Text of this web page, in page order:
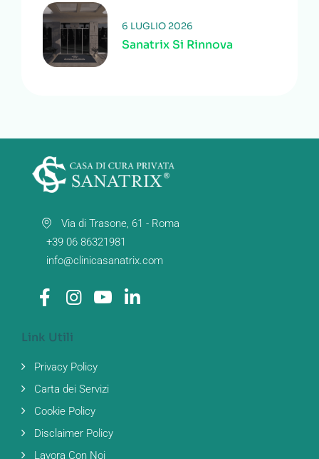
Sanatrix Si Rinnova
6 LUGLIO 2026
Via di Trasone, 61 - Roma
+39 06 86321981
info@clinicasanatrix.com
Link Utili
Privacy Policy
Carta dei Servizi
Cookie Policy
Disclaimer Policy
Lavora Con Noi